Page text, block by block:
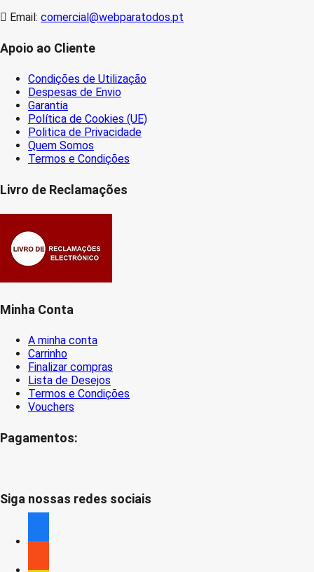
Email: comercial@webparatodos.pt
Apoio ao Cliente
Condições de Utilização
Despesas de Envio
Garantia
Política de Cookies (UE)
Politica de Privacidade
Quem Somos
Termos e Condições
Livro de Reclamações
Minha Conta
A minha conta
Carrinho
Finalizar compras
Lista de Desejos
Termos e Condições
Vouchers
Pagamentos:
Siga nossas redes sociais